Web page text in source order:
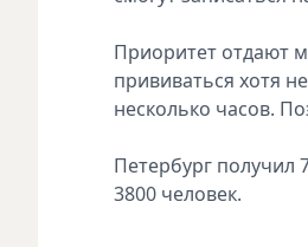
Приоритет отдают
прививаться хотя
несколько часов.
Петербург получил
3800 человек.